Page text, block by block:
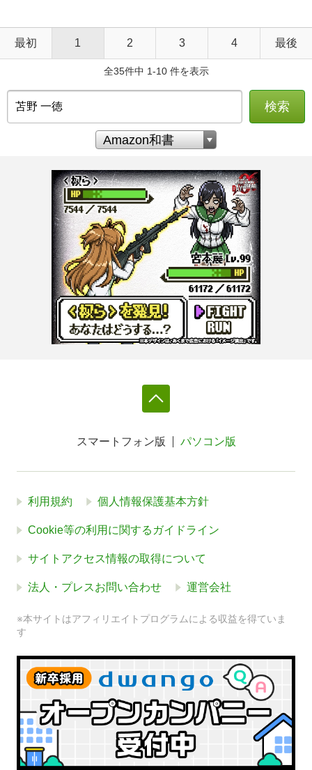
最初 1 2 3 4 最後
全35件中 1-10 件を表示
検索
スマートフォン版 パソコン版
利用規約 個人情報保護基本方針
Cookie等の利用に関するガイドライン
サイトアクセス情報の取得について
法人・プレスお問い合わせ 運営会社
※本サイトはアフィリエイトプログラムによる収益を得ていま
す